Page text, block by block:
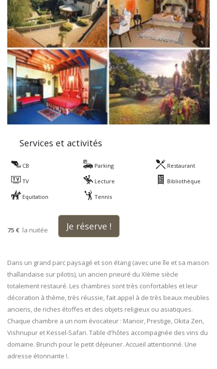
Services et activités
CB Parking Restaurant
TV Lecture Bibliothèque
Equitation Tennis
75 € la nuitée Je réserve !
Dans un grand parc paysagé et son étang (avec une île et sa maison
thaîlandaise sur pilotis), un ancien prieuré du XIème siècle
totalement restauré. Les chambres sont très confortables et leur
décoration à thème, très réussie, fait appel à de très beaux meubles
anciens, de riches étoffes et des objets religieux ou asiatiques.
Chaque chambre a un nom évocateur : Manoir, Prestige, Okita Zen,
Vishnupur et Kessel-Safari. Table d'hôtes accompagnée des vins du
domaine. Brunch pour le petit déjeuner. Accueil attentionné. Une
adresse étonnante !.